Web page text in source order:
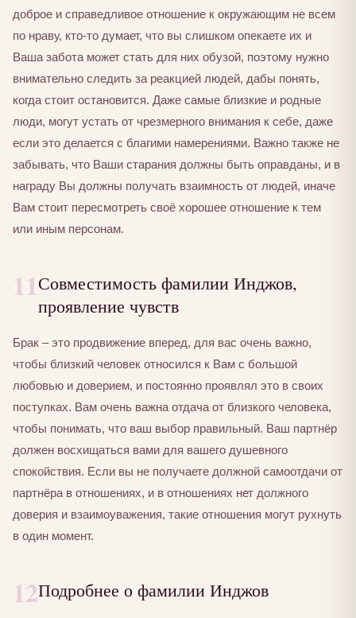
доброе и справедливое отношение к окружающим не всем
по нраву, кто-то думает, что вы слишком опекаете их и
Ваша забота может стать для них обузой, поэтому нужно
внимательно следить за реакцией людей, дабы понять,
когда стоит остановится. Даже самые близкие и родные
люди, могут устать от чрезмерного внимания к себе, даже
если это делается с благими намерениями. Важно также не
забывать, что Ваши старания должны быть оправданы, и в
награду Вы должны получать взаимность от людей, иначе
Вам стоит пересмотреть своё хорошее отношение к тем
или иным персонам.
11Совместимость фамилии Инджов,
проявление чувств
Брак – это продвижение вперед, для вас очень важно,
чтобы близкий человек относился к Вам с большой
любовью и доверием, и постоянно проявлял это в своих
поступках. Вам очень важна отдача от близкого человека,
чтобы понимать, что ваш выбор правильный. Ваш партнёр
должен восхищаться вами для вашего душевного
спокойствия. Если вы не получаете должной самоотдачи от
партнёра в отношениях, и в отношениях нет должного
доверия и взаимоуважения, такие отношения могут рухнуть
в один момент.
12Подробнее о фамилии Инджов